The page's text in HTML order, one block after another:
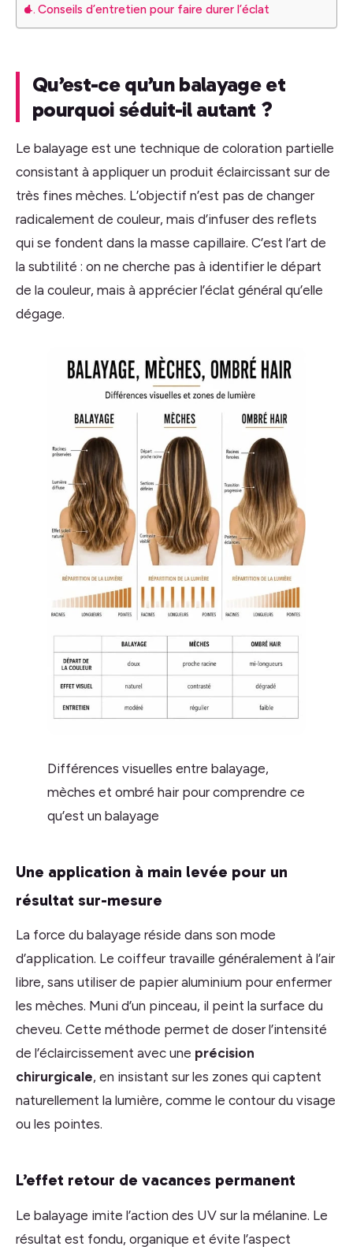
Conseils d’entretien pour faire durer l’éclat
Qu’est-ce qu’un balayage et
pourquoi séduit-il autant ?
Le balayage est une technique de coloration partielle
consistant à appliquer un produit éclaircissant sur de
très fines mèches. L’objectif n’est pas de changer
radicalement de couleur, mais d’infuser des reflets
qui se fondent dans la masse capillaire. C’est l’art de
la subtilité : on ne cherche pas à identifier le départ
de la couleur, mais à apprécier l’éclat général qu’elle
dégage.
Différences visuelles entre balayage,
mèches et ombré hair pour comprendre ce
qu’est un balayage
Une application à main levée pour un
résultat sur-mesure
La force du balayage réside dans son mode
d’application. Le coiffeur travaille généralement à l’air
libre, sans utiliser de papier aluminium pour enfermer
les mèches. Muni d’un pinceau, il peint la surface du
cheveu. Cette méthode permet de doser l’intensité
de l’éclaircissement avec une précision
chirurgicale, en insistant sur les zones qui captent
naturellement la lumière, comme le contour du visage
ou les pointes.
L’effet retour de vacances permanent
Le balayage imite l’action des UV sur la mélanine. Le
résultat est fondu, organique et évite l’aspect